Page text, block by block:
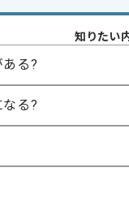
設計経験
スキルをお持ちであれば申
知りたい
る?
る?